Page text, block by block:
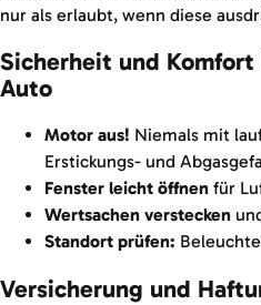
nur als erlaubt, wenn diese
Sicherheit und
Auto
Motor aus! Niemals mit
Erstickungs- und
Fenster leicht öffnen für
Wertsachen verstecken
Standort prüfen:
Versicherung und